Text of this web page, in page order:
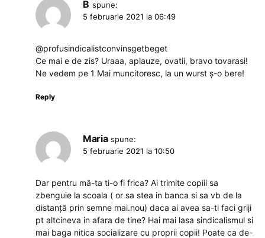
B spune:
5 februarie 2021 la 06:49
@profusindicalistconvinsgetbeget
Ce mai e de zis? Uraaa, aplauze, ovatii, bravo tovarasi!
Ne vedem pe 1 Mai muncitoresc, la un wurst ș-o bere!
Reply
Maria spune:
5 februarie 2021 la 10:50
Dar pentru mă-ta ti-o fi frica? Ai trimite copiii sa
zbenguie la scoala ( or sa stea in banca si sa vb de la
distanță prin semne mai.nou) daca ai avea sa-ti faci griji
pt altcineva in afara de tine? Hai mai lasa sindicalismul si
mai baga nitica socializare cu proprii copii! Poate ca de-